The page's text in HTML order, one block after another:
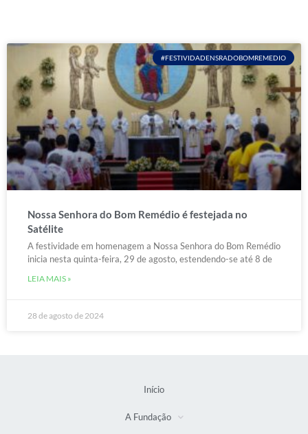
#FESTIVIDADENSRADOBOMREMEDIO
Nossa Senhora do Bom Remédio é festejada no
Satélite
A festividade em homenagem a Nossa Senhora do Bom Remédio
inicia nesta quinta-feira, 29 de agosto, estendendo-se até 8 de
LEIA MAIS »
28 de agosto de 2024
Início
A Fundação